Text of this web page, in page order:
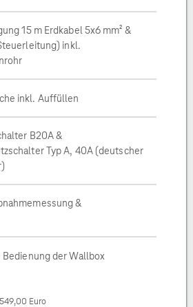
15 m Erdkabel 5x6 mm² &
inkl.
inkl. Auffüllen
B20A &
Typ A, 40A (deutscher
&
Bedienung der Wallbox
Euro